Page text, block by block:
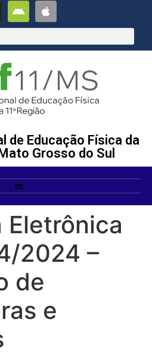
de Educação Física da
Grosso do Sul
Eletrônica
2024 –
de
e